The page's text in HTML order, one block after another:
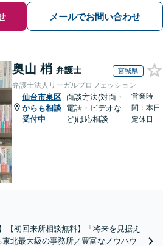
メールでお問い合わせ
奥山 梢 弁護士 宮城県
弁護士法人リーガルプロフェッション
仙台市泉区
からも相談
受付中
面談方法(対面・
電話・ビデオな
ど)は応相談
営業時
間：本日
定休日
【初回来所相談無料】「将来を見据え
北最大級の事務所／豊富なノウハウ